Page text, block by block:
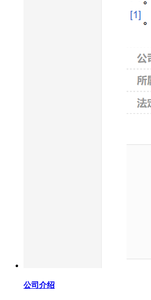
公司介绍